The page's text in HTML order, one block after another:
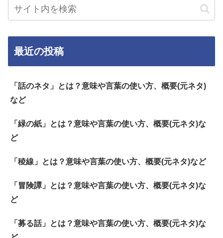
最近の投稿
「話のネタ」とは？意味や言葉の使い方、概要(元ネタ)
など
「緑の紙」とは？意味や言葉の使い方、概要(元ネタ)な
ど
「稜線」とは？意味や言葉の使い方、概要(元ネタ)など
「冒険譚」とは？意味や言葉の使い方、概要(元ネタ)な
ど
「募る話」とは？意味や言葉の使い方、概要(元ネタ)な